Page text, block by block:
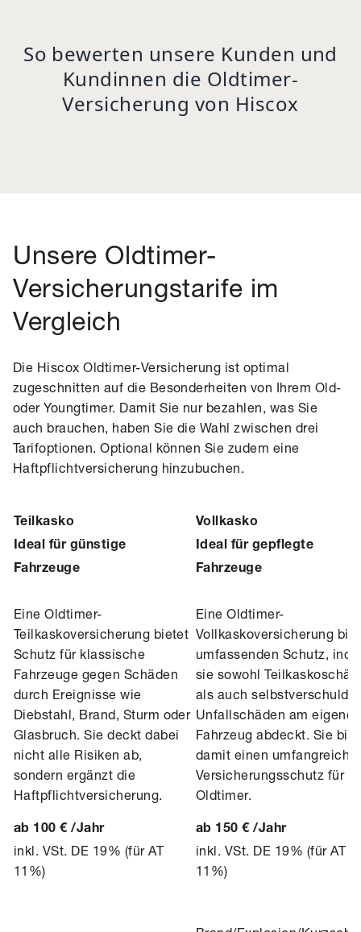
So bewerten unsere Kunden und
Kundinnen die Oldtimer-
Versicherung von Hiscox
Unsere Oldtimer-
Versicherungstarife im
Vergleich
Die Hiscox Oldtimer-Versicherung ist optimal
zugeschnitten auf die Besonderheiten von Ihrem Old-
oder Youngtimer. Damit Sie nur bezahlen, was Sie
auch brauchen, haben Sie die Wahl zwischen drei
Tarifoptionen. Optional können Sie zudem eine
Haftpflichtversicherung hinzubuchen.
Teilkasko
Ideal für günstige
Fahrzeuge
Vollkasko
Ideal für gepflegte
Fahrzeuge
Eine Oldtimer-
Teilkaskoversicherung bietet
Schutz für klassische
Fahrzeuge gegen Schäden
durch Ereignisse wie
Diebstahl, Brand, Sturm oder
Glasbruch. Sie deckt dabei
nicht alle Risiken ab,
sondern ergänzt die
Haftpflichtversicherung.
Eine Oldtimer-
Vollkaskoversicherung
umfassenden Schutz,
sie sowohl
als auch
Unfallschäden am eigenen
Fahrzeug abdeckt. Sie
damit einen
Versicherungsschutz für
Oldtimer.
ab 100 € /Jahr
inkl. VSt. DE 19% (für AT
11%)
ab 150 € /Jahr
inkl. VSt. DE 19% (für AT
11%)